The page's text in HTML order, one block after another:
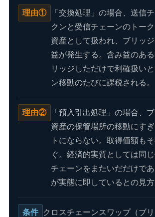
理由①
「交換処理」の場合、送信
クンと受信チェーンのトー
資産として扱われ、ブリッ
益が発生する。含み益のあ
リッジしただけで利確扱い
ン移動のたびに課税される。
理由②
「預入引出処理」の場合、
資産の保管場所の移動にす
トにならない。取得価額も
ぐ。経済的実質としては同
チェーンをまたいだだけで
が実態に即しているとの見方
条件
クロスチェーンスワップ（ブ